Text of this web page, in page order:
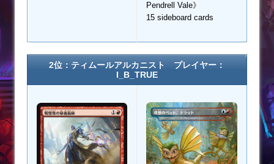
Pendrell Vale》
15 sideboard cards
2位：ティムールアルカニスト プレイヤー：
I_B_TRUE